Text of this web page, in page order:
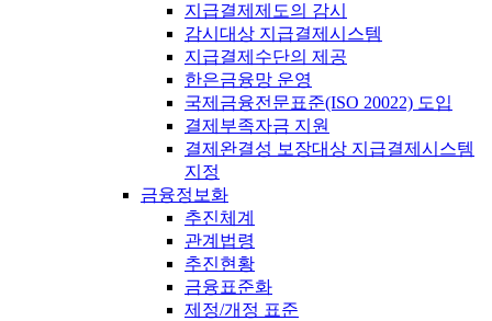
지급결제제도의 감시
감시대상 지급결제시스템
지급결제수단의 제공
한은금융망 운영
국제금융전문표준(ISO 20022) 도입
결제부족자금 지원
결제완결성 보장대상 지급결제시스템
지정
금융정보화
추진체계
관계법령
추진현황
금융표준화
제정/개정 표준